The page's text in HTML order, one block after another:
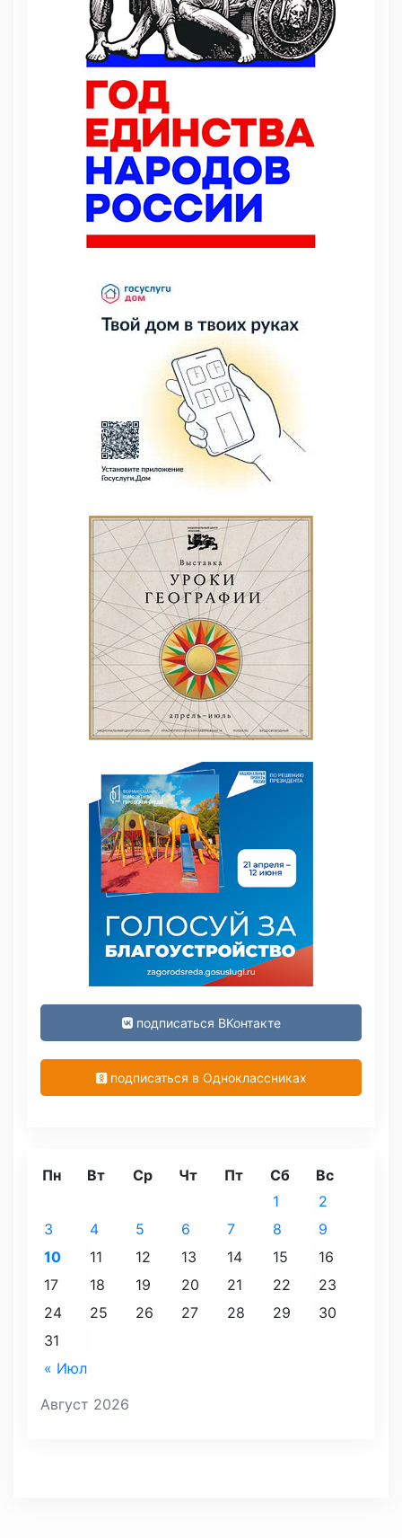
подписаться ВКонтакте
подписаться в Одноклассниках
Август 2026
Пн Вт Ср Чт Пт Сб Вс
« Июл
1
2
3
4 5 6 7 8
9
10
11 12 13 14 15
16
17
18 19 20 21 22
23
24
25 26 27 28 29
30
31